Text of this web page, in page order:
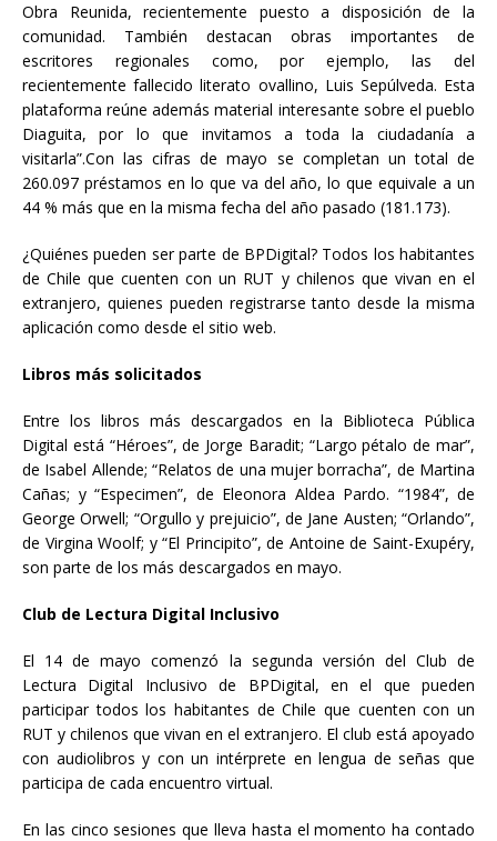
Obra Reunida, recientemente puesto a disposición de la
comunidad. También destacan obras importantes de
escritores regionales como, por ejemplo, las del
recientemente fallecido literato ovallino, Luis Sepúlveda. Esta
plataforma reúne además material interesante sobre el pueblo
Diaguita, por lo que invitamos a toda la ciudadanía a
visitarla”.Con las cifras de mayo se completan un total de
260.097 préstamos en lo que va del año, lo que equivale a un
44 % más que en la misma fecha del año pasado (181.173).
¿Quiénes pueden ser parte de BPDigital? Todos los habitantes
de Chile que cuenten con un RUT y chilenos que vivan en el
extranjero, quienes pueden registrarse tanto desde la misma
aplicación como desde el sitio web.
Libros más solicitados
Entre los libros más descargados en la Biblioteca Pública
Digital está “Héroes”, de Jorge Baradit; “Largo pétalo de mar”,
de Isabel Allende; “Relatos de una mujer borracha”, de Martina
Cañas; y “Especimen”, de Eleonora Aldea Pardo. “1984”, de
George Orwell; “Orgullo y prejuicio”, de Jane Austen; “Orlando”,
de Virgina Woolf; y “El Principito”, de Antoine de Saint-Exupéry,
son parte de los más descargados en mayo.
Club de Lectura Digital Inclusivo
El 14 de mayo comenzó la segunda versión del Club de
Lectura Digital Inclusivo de BPDigital, en el que pueden
participar todos los habitantes de Chile que cuenten con un
RUT y chilenos que vivan en el extranjero. El club está apoyado
con audiolibros y con un intérprete en lengua de señas que
participa de cada encuentro virtual.
En las cinco sesiones que lleva hasta el momento ha contado